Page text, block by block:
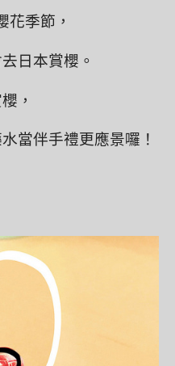
花季節，
日本賞櫻。
，
當伴手禮更應景囉！